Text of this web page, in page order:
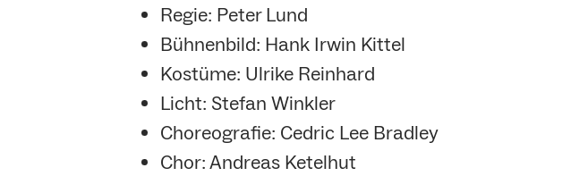
Regie: Peter Lund
Bühnenbild: Hank Irwin Kittel
Kostüme: Ulrike Reinhard
Licht: Stefan Winkler
Choreografie: Cedric Lee Bradley
Chor: Andreas Ketelhut